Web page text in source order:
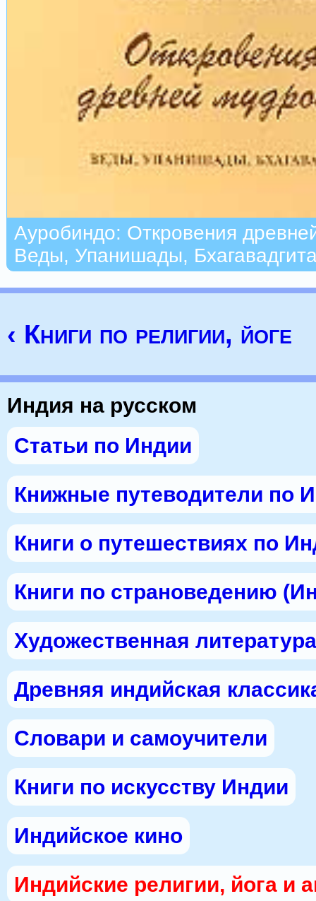
Ауробиндо: Откровения
Веды, Упанишады,
‹ Книги по религии, йоге
Индия на русском
Статьи по Индии
Книжные путеводители по
Книги о путешествиях по
Книги по страноведению
Художественная
Древняя индийская
Словари и самоучители
Книги по искусству Индии
Индийское кино
Индийские религии, йога и